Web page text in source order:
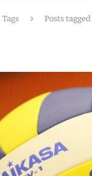
Tags Posts